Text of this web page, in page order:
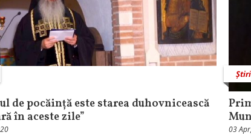
de pocăință este starea duhovnicească
în aceste zile”
Știri
03